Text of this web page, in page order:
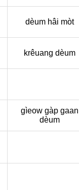
dèum hâi mòt
krêuang dèum
gìeow gàp gaan
dèum